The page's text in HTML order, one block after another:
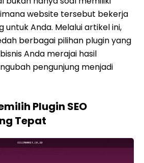
website tersebut bekerja
untuk Anda. Melalui artikel ini,
berbagai pilihan plugin yang
Anda merajai hasil
pengunjung menjadi
Plugin SEO
Tepat